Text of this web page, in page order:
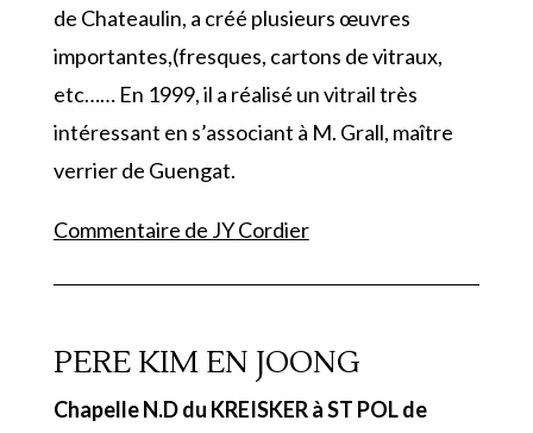
de Chateaulin, a créé plusieurs œuvres
importantes,(fresques, cartons de vitraux,
etc…… En 1999, il a réalisé un vitrail très
intéressant en s’associant à M. Grall, maître
verrier de Guengat.
Commentaire de JY Cordier
PERE KIM EN JOONG
Chapelle N.D du KREISKER à ST POL de